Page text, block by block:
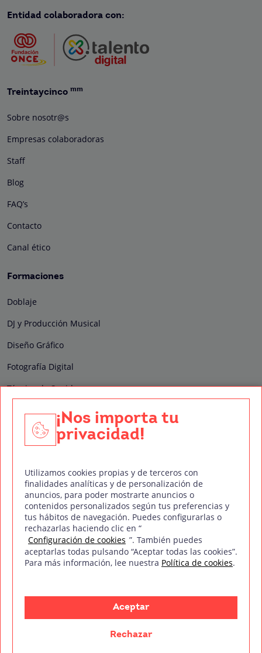
Entidad colaboradora con:
Treintaycinco mm
Sobre nosotr@s
Empresas colaboradoras
Staff
Blog
FAQ’s
Contacto
Canal ético
Formaciones
Doblaje
DJ y Producción Musical
Diseño Gráfico
Fotografía Digital
Técnico de Sonido
Edición y Postproducción de Vídeo
Nuestros sellos de calidad
Síguenos en Redes Sociales
mm 2026
Política de privacidad Política de cookies
Aviso legal
¡Nos importa tu
privacidad!
Utilizamos cookies propias y de terceros con
finalidades analíticas y de personalización de
anuncios, para poder mostrarte anuncios o
contenidos personalizados según tus preferencias y
tus hábitos de navegación. Puedes configurarlas o
rechazarlas haciendo clic en “
Configuración de cookies ”. También puedes
aceptarlas todas pulsando “Aceptar todas las cookies”.
Para más información, lee nuestra Política de cookies.
Aceptar
Rechazar